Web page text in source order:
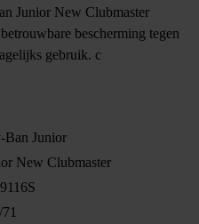
Junior New Clubmaster
bescherming tegen
gebruik. c
Ban Junior
New Clubmaster